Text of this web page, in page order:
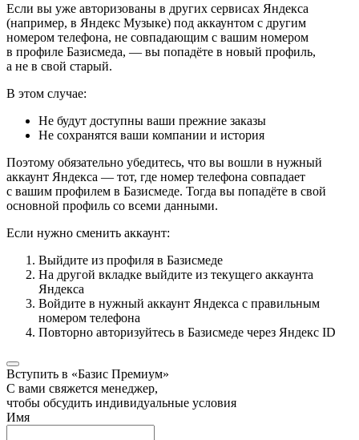
Если вы уже авторизованы в других сервисах Яндекса
(например, в Яндекс Музыке) под аккаунтом с другим
номером телефона, не совпадающим с вашим номером
в профиле Базисмеда, — вы попадёте в новый профиль,
а не в свой старый.
В этом случае:
Не будут доступны ваши прежние заказы
Не сохранятся ваши компании и история
Поэтому обязательно убедитесь, что вы вошли в нужный
аккаунт Яндекса — тот, где номер телефона совпадает
с вашим профилем в Базисмеде. Тогда вы попадёте в свой
основной профиль со всеми данными.
Если нужно сменить аккаунт:
Выйдите из профиля в Базисмеде
На другой вкладке выйдите из текущего аккаунта
Яндекса
Войдите в нужный аккаунт Яндекса с правильным
номером телефона
Повторно авторизуйтесь в Базисмеде через Яндекс ID
Вступить в «Базис Премиум»
С вами свяжется менеджер,
чтобы обсудить индивидуальные условия
Имя